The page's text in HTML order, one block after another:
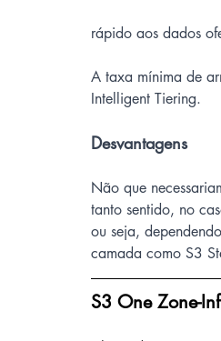
rápido aos dados
A taxa mínima de
Intelligent Tiering.
Desvantagens
Não que
tanto sentido, no
ou seja,
camada como S3
S3 One Zone-